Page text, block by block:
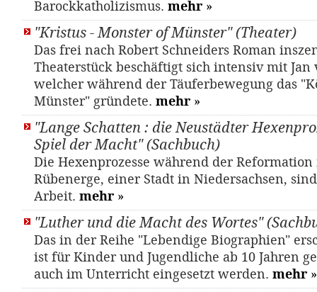
Barockkatholizismus. mehr »
"Kristus - Monster of Münster" (Theater)
Das frei nach Robert Schneiders Roman
Theaterstück beschäftigt sich intensiv mit Jan
welcher während der Täuferbewegung das
Münster" gründete. mehr »
"Lange Schatten : die Neustädter
Spiel der Macht" (Sachbuch)
Die Hexenprozesse während der
Rübenerge, einer Stadt in Niedersachsen,
Arbeit. mehr »
"Luther und die Macht des Wortes"
Das in der Reihe "Lebendige Biographien"
ist für Kinder und Jugendliche ab 10 Jahren
auch im Unterricht eingesetzt werden. mehr »